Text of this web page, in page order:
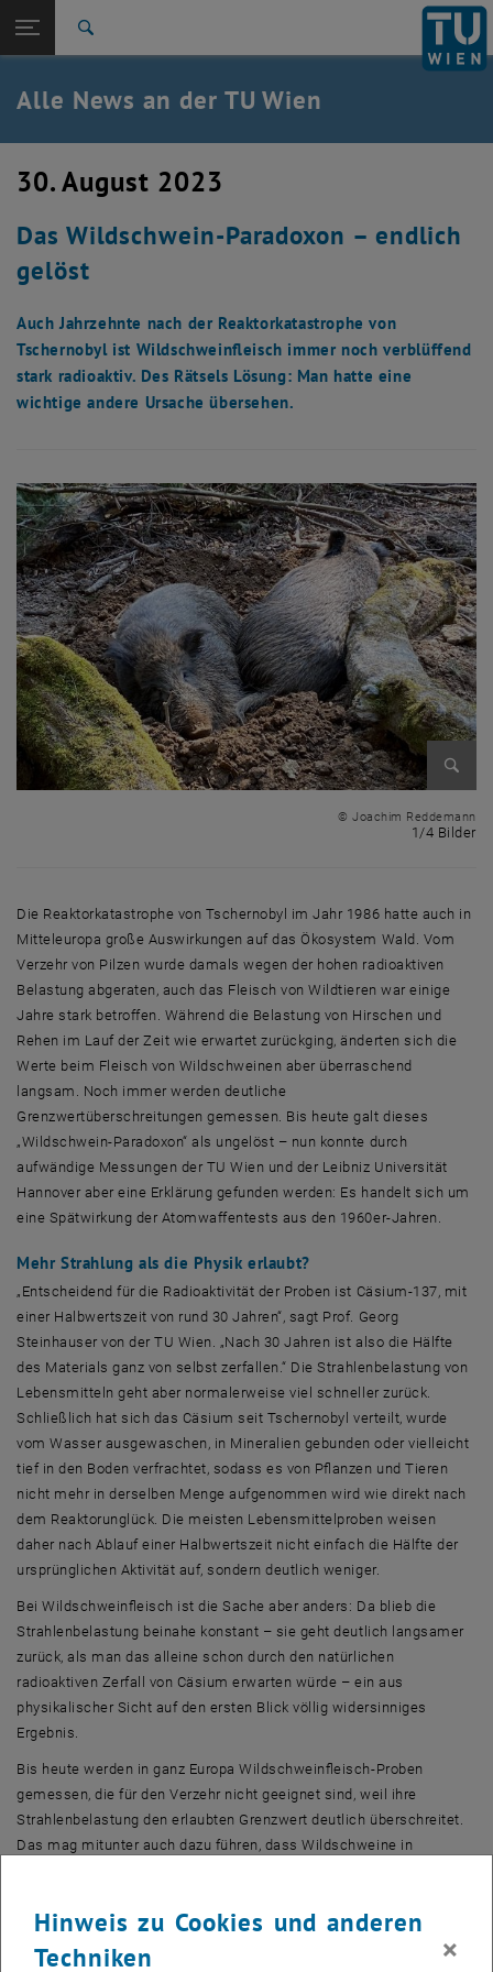
TU Login
Quicklinks
Quicklinks-Menü umschalten
Studium
Karriere
Zurück: Subseiten von TU Wien Startseite auflisten
Zurück zur letzten Ebene:
TU Wien Startseite
Übersicht
Alle News an der TU Wien
30. August 2023
Das Wildschwein-Paradoxon – endlich
gelöst
Auch Jahrzehnte nach der Reaktorkatastrophe von
Tschernobyl ist Wildschweinfleisch immer noch verblüffend
stark radioaktiv. Des Rätsels Lösung: Man hatte eine
wichtige andere Ursache übersehen.
© Joachim Reddemann
1/4 Bilder
Die Reaktorkatastrophe von Tschernobyl im Jahr 1986 hatte auch in
Mitteleuropa große Auswirkungen auf das Ökosystem Wald. Vom
Verzehr von Pilzen wurde damals wegen der hohen radioaktiven
Belastung abgeraten, auch das Fleisch von Wildtieren war einige
Jahre stark betroffen. Während die Belastung von Hirschen und
Rehen im Lauf der Zeit wie erwartet zurückging, änderten sich die
Werte beim Fleisch von Wildschweinen aber überraschend
langsam. Noch immer werden deutliche
Grenzwertüberschreitungen gemessen. Bis heute galt dieses
„Wildschwein-Paradoxon“ als ungelöst – nun konnte durch
aufwändige Messungen der TU Wien und der Leibniz Universität
Hannover aber eine Erklärung gefunden werden: Es handelt sich um
eine Spätwirkung der Atomwaffentests aus den 1960er-Jahren.
Mehr Strahlung als die Physik erlaubt?
„Entscheidend für die Radioaktivität der Proben ist Cäsium-137, mit
einer Halbwertszeit von rund 30 Jahren“, sagt Prof. Georg
Steinhauser von der TU Wien. „Nach 30 Jahren ist also die Hälfte
des Materials ganz von selbst zerfallen.“ Die Strahlenbelastung von
Lebensmitteln geht aber normalerweise viel schneller zurück.
Schließlich hat sich das Cäsium seit Tschernobyl verteilt, wurde
vom Wasser ausgewaschen, in Mineralien gebunden oder vielleicht
tief in den Boden verfrachtet, sodass es von Pflanzen und Tieren
nicht mehr in derselben Menge aufgenommen wird wie direkt nach
dem Reaktorunglück. Die meisten Lebensmittelproben weisen
daher nach Ablauf einer Halbwertszeit nicht einfach die Hälfte der
ursprünglichen Aktivität auf, sondern deutlich weniger.
Bei Wildschweinfleisch ist die Sache aber anders: Da blieb die
Strahlenbelastung beinahe konstant – sie geht deutlich langsamer
zurück, als man das alleine schon durch den natürlichen
radioaktiven Zerfall von Cäsium erwarten würde – ein aus
physikalischer Sicht auf den ersten Blick völlig widersinniges
Ergebnis.
Bis heute werden in ganz Europa Wildschweinfleisch-Proben
gemessen, die für den Verzehr nicht geeignet sind, weil ihre
Strahlenbelastung den erlaubten Grenzwert deutlich überschreitet.
Das mag mitunter auch dazu führen, dass Wildschweine in
Hinweis zu Cookies und anderen
Techniken
×